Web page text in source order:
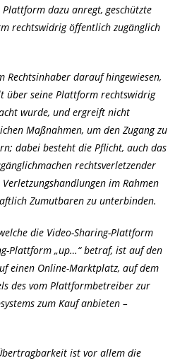
dazu anregt, geschützte
rechtswidrig öffentlich zugänglich
Rechtsinhaber darauf hingewiesen,
über seine Plattform rechtswidrig
wurde, und ergreift nicht
Maßnahmen, um den Zugang zu
dabei besteht die Pflicht, auch das
rechtsverletzender
im Rahmen
Zumutbaren zu unterbinden.
die Video-Sharing-Plattform
Plattform „up…“ betraf, ist auf den
einen Online-Marktplatz, auf dem
des vom Plattformbetreiber zur
zum Kauf anbieten –
ist vor allem die